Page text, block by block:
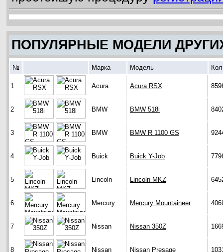
ПОПУЛЯРНЫЕ МОДЕЛИ
№ Марка Модель
1 Acura Acura RSX
2 BMW BMW 518i
3 BMW BMW R 1100 GS
4 Buick Buick Y-Job
5 Lincoln Lincoln MKZ
6 Mercury Mercury Mountaineer
7 Nissan Nissan 350Z
8 Nissan Nissan Presage